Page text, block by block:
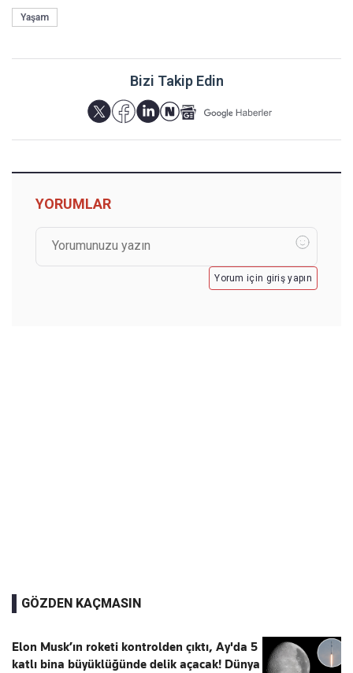
Yaşam
Bizi Takip Edin
YORUMLAR
Yorum için giriş yapın
GÖZDEN KAÇMASIN
Elon Musk’ın roketi kontrolden çıktı, Ay'da 5
katlı bina büyüklüğünde delik açacak! Dünya